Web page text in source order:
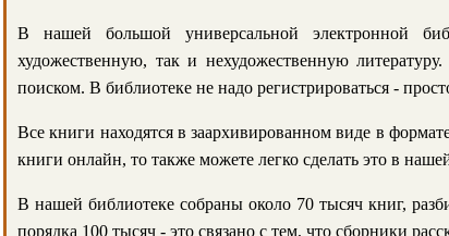
В нашей большой универсальной электронной
художественную, так и нехудожественную
поиском. В библиотеке не надо регистрироваться -
Все книги находятся в заархивированном виде в
книги онлайн, то также можете легко сделать это в
В нашей библиотеке собраны около 70 тысяч книг,
порядка 100 тысяч - это связано с тем, что сборники